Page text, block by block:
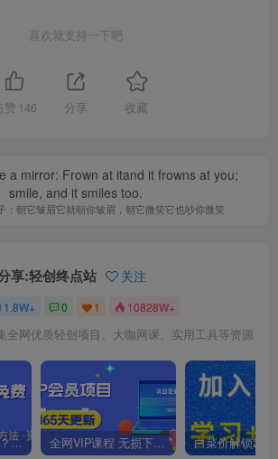
喜欢就支持一下吧
赞 146 分享 收藏
a mirror: Frown at itand it frowns at you;
smile, and it smiles too.
：朝它皱眉它就朝你皱眉，朝它微笑它也吵你微笑
享:轻创终点站 关注
1.8W+ 0 1 10828W+
全网优质轻创项目、大咖网课、实用工具等资源
你还在到处找项目？还在当韭菜？我靠卖项目一个月收入5万+，曾经我也是个失败者。 全网VIP课程 无损下载~.~